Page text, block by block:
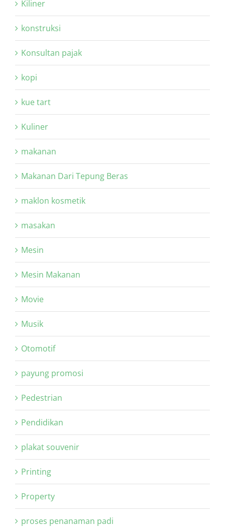
Kiliner
konstruksi
Konsultan pajak
kopi
kue tart
Kuliner
makanan
Makanan Dari Tepung Beras
maklon kosmetik
masakan
Mesin
Mesin Makanan
Movie
Musik
Otomotif
payung promosi
Pedestrian
Pendidikan
plakat souvenir
Printing
Property
proses penanaman padi